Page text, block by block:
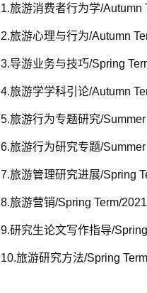
1.旅游消费者行为学/Autumn
2.旅游心理与行为/Autumn
3.导游业务与技巧/Spring
4.旅游学学科引论/Autumn
5.旅游行为专题研究/
6.旅游行为研究专题/
7.旅游管理研究进展/Spring
8.旅游营销/Spring Term/2021
9.研究生论文写作指导/
10.旅游研究方法/Spring